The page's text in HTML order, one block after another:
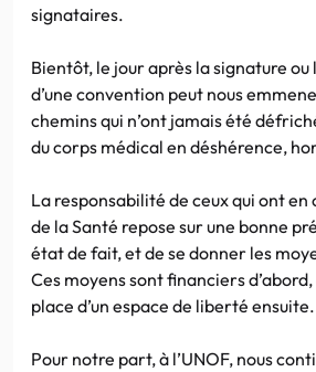
signataires.
Bientôt, le jour après la signature ou
d’une convention peut nous
chemins qui n’ont jamais été
du corps médical en déshérence,
La responsabilité de ceux qui ont en
de la Santé repose sur une bonne
état de fait, et de se donner les
Ces moyens sont financiers
place d’un espace de liberté ensuite.
Pour notre part, à l’UNOF, nous